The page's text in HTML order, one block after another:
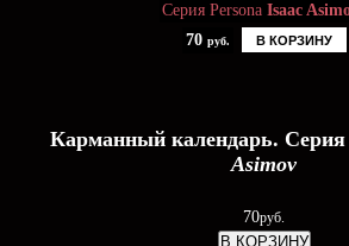
Серия Persona Isaac
70 руб. В КОРЗИНУ
Карманный календарь. Серия
Asimov
70руб.
В КОРЗИНУ